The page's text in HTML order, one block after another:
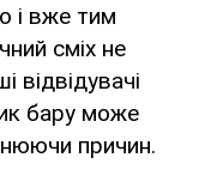
і вже тим
сміх не
бару може
причин.